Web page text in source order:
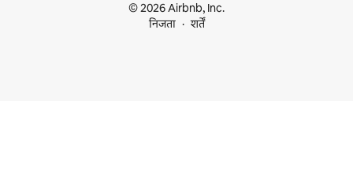
© 2026 Airbnb, Inc.
निजता
शर्तें